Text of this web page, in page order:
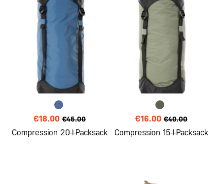
€18.00 €45.00
Compression 20-l-Packsack
€16.00 €40.00
Compression 15-l-Packsack